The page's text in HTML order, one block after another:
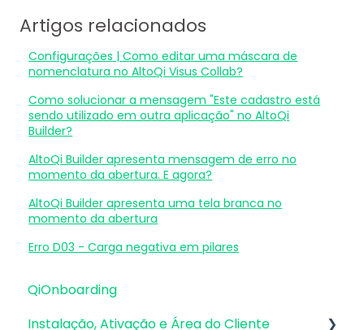
Artigos relacionados
Configurações | Como editar uma máscara de
nomenclatura no AltoQi Visus Collab?
Como solucionar a mensagem "Este cadastro está
sendo utilizado em outra aplicação" no AltoQi
Builder?
AltoQi Builder apresenta mensagem de erro no
momento da abertura. E agora?
AltoQi Builder apresenta uma tela branca no
momento da abertura
Erro D03 - Carga negativa em pilares
QiOnboarding
Instalação, Ativação e Área do Cliente